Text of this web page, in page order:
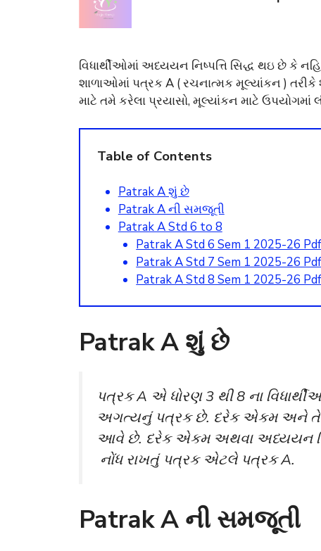
વિધાર્થીઓમાં અધ્યયન નિષ્પત્તિ સિદ્ધ થઇ છે કે
શાળાઓમાં પત્રક A ( રચનાત્મક મૂલ્યાંકન )
માટે તમે કરેલા પ્રયાસો, મૂલ્યાંકન માટે ઉપયોગમાં
Table of Contents
Patrak A શું છે
Patrak A ની સમજૂતી
Patrak A Std 6 to 8
Patrak A Std 6 Sem 1 2025-26
Patrak A Std 7 Sem 1 2025-26
Patrak A Std 8 Sem 1 2025-26
Patrak A શું છે
પત્રક A એ ધોરણ 3 થી 8 ના
અગત્યનું પત્રક છે. દરેક એકમ અને
આવે છે. દરેક એકમ અથવા અધ્યયન
નોંધ રાખતું પત્રક એટલે પત્રક A.
Patrak A ની સમજૂતી